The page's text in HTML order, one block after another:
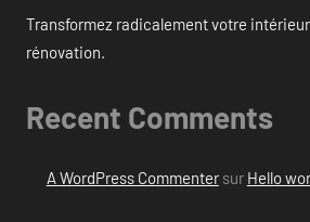
Transformez radicalement votre
rénovation.
Recent Comments
A WordPress Commentersur Hello